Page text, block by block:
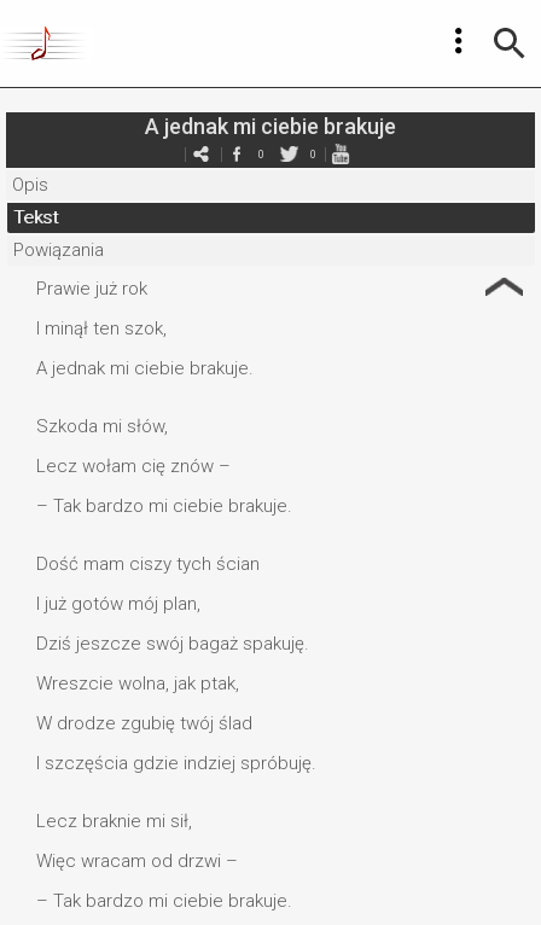
A jednak mi ciebie brakuje
0 0
Opis
Tekst
Powiązania
Prawie już rok
I minął ten szok,
A jednak mi ciebie brakuje.
Szkoda mi słów,
Lecz wołam cię znów –
– Tak bardzo mi ciebie brakuje.
Dość mam ciszy tych ścian
I już gotów mój plan,
Dziś jeszcze swój bagaż spakuję.
Wreszcie wolna, jak ptak,
W drodze zgubię twój ślad
I szczęścia gdzie indziej spróbuję.
Lecz braknie mi sił,
Więc wracam od drzwi –
– Tak bardzo mi ciebie brakuje.